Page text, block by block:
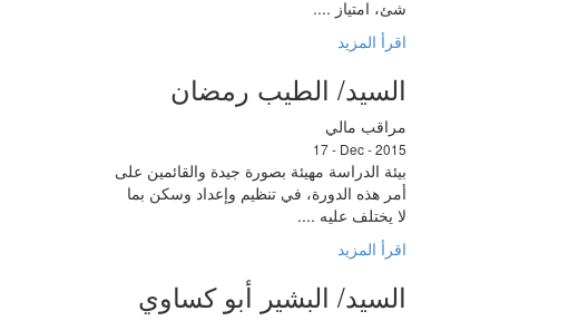
شئ، امتياز ....
اقرأ المزيد
السيد/ الطيب رمضان
مراقب مالي
17 - Dec - 2015
بيئة الدراسة مهيئة بصورة جيدة والقائمين على
أمر هذه الدورة، في تنظيم وإعداد وسكن بما
لا يختلف عليه ....
اقرأ المزيد
السيد/ البشير أبو كساوي